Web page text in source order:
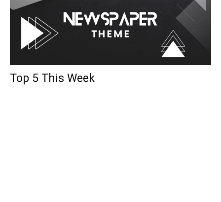
Top 5 This Week